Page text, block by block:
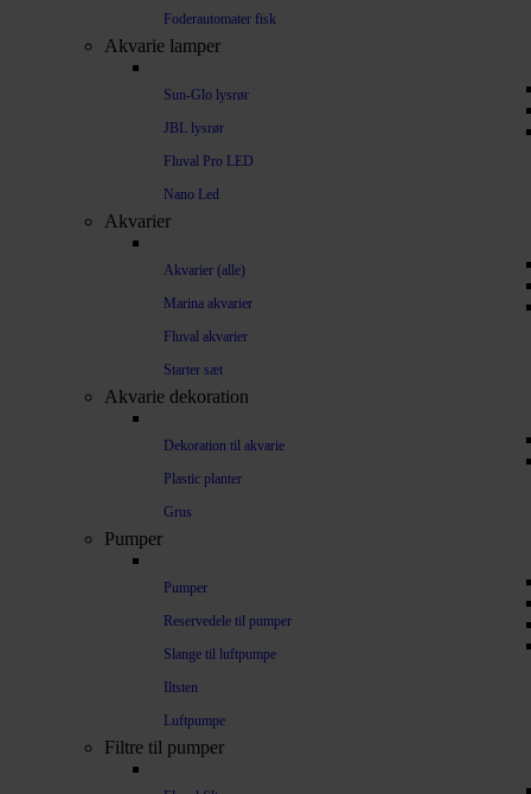
Foderautomater fisk
Akvarie lamper
Sun-Glo lysrør
JBL lysrør
Fluval Pro LED
Nano Led
Akvarier
Akvarier (alle)
Marina akvarier
Fluval akvarier
Starter sæt
Akvarie dekoration
Dekoration til akvarie
Plastic planter
Grus
Pumper
Pumper
Reservedele til pumper
Slange til luftpumpe
Iltsten
Luftpumpe
Filtre til pumper